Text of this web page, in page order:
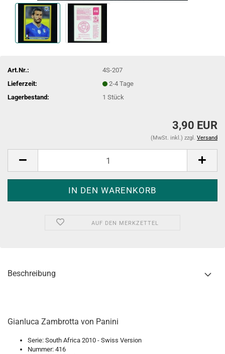
Art.Nr.:
4S-207
Lieferzeit:
2-4 Tage
Lagerbestand:
1Stück
3,90 EUR
(MwSt. inkl.) zzgl. Versand
AUF DEN MERKZETTEL
Beschreibung
Gianluca Zambrotta von Panini
Serie: South Africa 2010 - Swiss Version
Nummer: 416